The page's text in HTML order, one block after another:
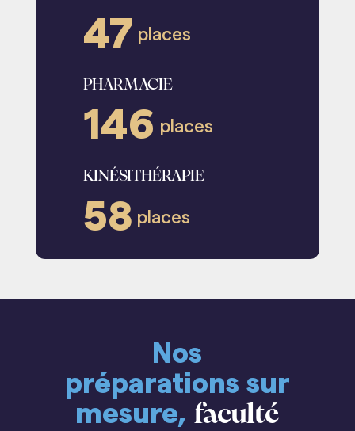
47 places
PHARMACIE
146 places
KINÉSITHÉRAPIE
58 places
Nos
préparations sur
mesure, faculté